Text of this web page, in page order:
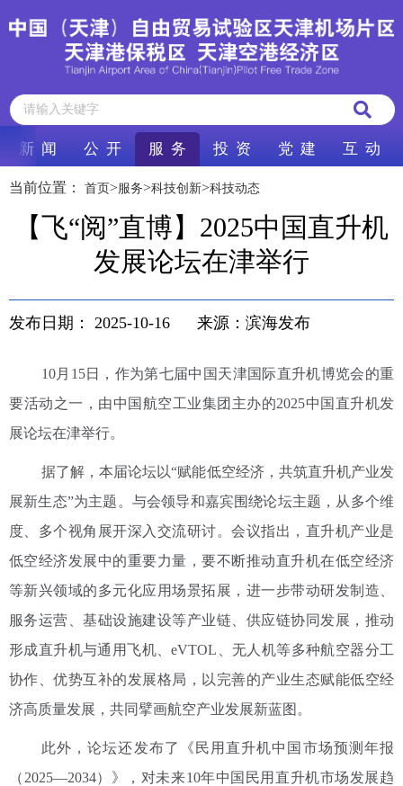
新 闻 公 开 服 务 投 资 党 建 互 动
当前位置： 首页>服务>科技创新>科技动态
【飞“阅”直博】2025中国直升机
发展论坛在津举行
发布日期： 2025-10-16 来源：滨海发布
10月15日，作为第七届中国天津国际直升机博览会的重
要活动之一，由中国航空工业集团主办的2025中国直升机发
展论坛在津举行。
据了解，本届论坛以“赋能低空经济，共筑直升机产业发
展新生态”为主题。与会领导和嘉宾围绕论坛主题，从多个维
度、多个视角展开深入交流研讨。会议指出，直升机产业是
低空经济发展中的重要力量，要不断推动直升机在低空经济
等新兴领域的多元化应用场景拓展，进一步带动研发制造、
服务运营、基础设施建设等产业链、供应链协同发展，推动
形成直升机与通用飞机、eVTOL、无人机等多种航空器分工
协作、优势互补的发展格局，以完善的产业生态赋能低空经
济高质量发展，共同擘画航空产业发展新蓝图。
此外，论坛还发布了《民用直升机中国市场预测年报
（2025—2034）》，对未来10年中国民用直升机市场发展趋